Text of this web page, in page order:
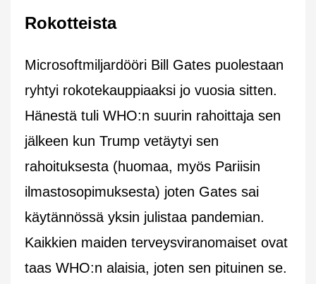
Rokotteista
Microsoftmiljardööri Bill Gates puolestaan
ryhtyi rokotekauppiaaksi jo vuosia sitten.
Hänestä tuli WHO:n suurin rahoittaja sen
jälkeen kun Trump vetäytyi sen
rahoituksesta (huomaa, myös Pariisin
ilmastosopimuksesta) joten Gates sai
käytännössä yksin julistaa pandemian.
Kaikkien maiden terveysviranomaiset ovat
taas WHO:n alaisia, joten sen pituinen se.